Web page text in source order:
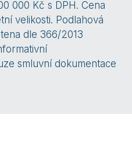
000 Kč s DPH. Cena
velikosti. Podlahová
dle 366/2013
smluvní dokumentace